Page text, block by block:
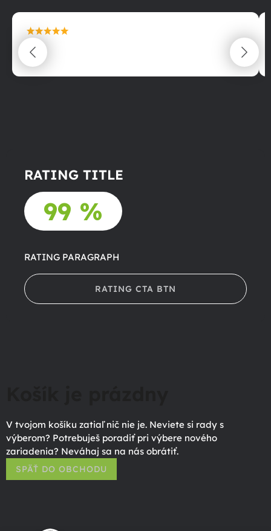
maximální spokojenost
22.06.2025
RATING TITLE
99 %
RATING PARAGRAPH
RATING CTA BTN
V tvojom košíku zatiaľ nič nie je. Neviete si rady s
výberom? Potrebuješ poradiť pri výbere nového
zariadenia? Neváhaj sa na nás obrátiť.
SPÄŤ DO OBCHODU